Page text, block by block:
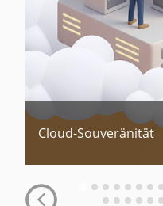
Cloud-Souveränität